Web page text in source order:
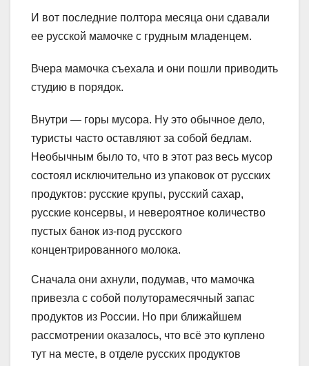
И вот последние полтора месяца они сдавали
ее русской мамочке с грудным младенцем.
Вчера мамочка съехала и они пошли приводить
студию в порядок.
Внутри — горы мусора. Ну это обычное дело,
туристы часто оставляют за собой бедлам.
Необычным было то, что в этот раз весь мусор
состоял исключительно из упаковок от русских
продуктов: русские крупы, русский сахар,
русские консервы, и невероятное количество
пустых банок из-под русского
концентрированного молока.
Сначала они ахнули, подумав, что мамочка
привезла с собой полуторамесячный запас
продуктов из России. Но при ближайшем
рассмотрении оказалось, что всё это куплено
тут на месте, в отделе русских продуктов